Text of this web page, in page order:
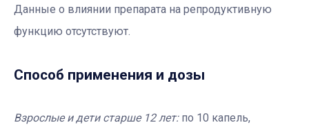
Данные о влиянии препарата на репродуктивную
функцию отсутствуют.
Способ применения и дозы
Взрослые и дети старше 12 лет:по 10 капель,